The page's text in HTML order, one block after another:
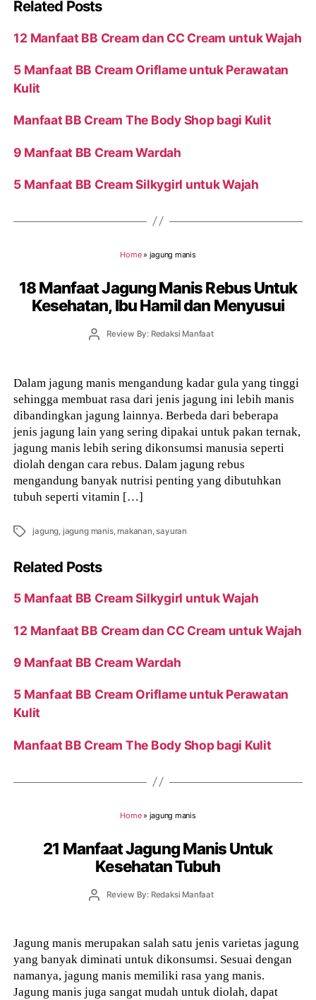
Related Posts
12 Manfaat BB Cream dan CC Cream untuk Wajah
5 Manfaat BB Cream Oriflame untuk Perawatan
Kulit
Manfaat BB Cream The Body Shop bagi Kulit
9 Manfaat BB Cream Wardah
5 Manfaat BB Cream Silkygirl untuk Wajah
Home» jagung manis
18 Manfaat Jagung Manis Rebus Untuk
Kesehatan, Ibu Hamil dan Menyusui
PostReview By: Redaksi Manfaat
Dalam jagung manis mengandung kadar gula yang tinggi
sehingga membuat rasa dari jenis jagung ini lebih manis
dibandingkan jagung lainnya. Berbeda dari beberapa
jenis jagung lain yang sering dipakai untuk pakan ternak,
jagung manis lebih sering dikonsumsi manusia seperti
diolah dengan cara rebus. Dalam jagung rebus
mengandung banyak nutrisi penting yang dibutuhkan
tubuh seperti vitamin […]
Tags jagung jagung manis,makanan ,sayuran
Related Posts
5 Manfaat BB Cream Silkygirl untuk Wajah
12 Manfaat BB Cream dan CC Cream untuk Wajah
9 Manfaat BB Cream Wardah
5 Manfaat BB Cream Oriflame untuk Perawatan
Kulit
Manfaat BB Cream The Body Shop bagi Kulit
Home» jagung manis
21 Manfaat Jagung Manis Untuk
Kesehatan Tubuh
PostReview By: Redaksi Manfaat
Jagung manis merupakan salah satu jenis varietas jagung
yang banyak diminati untuk dikonsumsi. Sesuai dengan
namanya, jagung manis memiliki rasa yang manis.
Jagung manis juga sangat mudah untuk diolah, dapat